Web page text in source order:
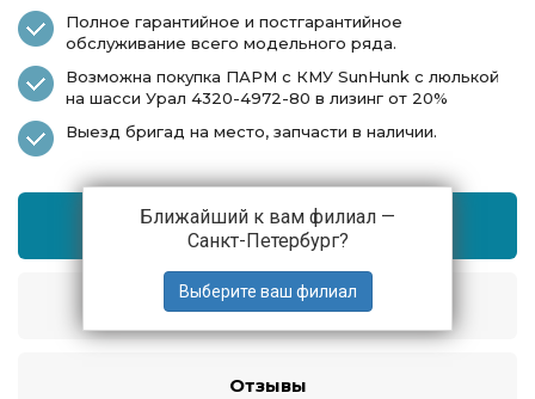
Ближайший к вам филиал —
Санкт-Петербург?
Полное гарантийное и постгарантийное
обслуживание всего модельного ряда.
Возможна покупка ПАРМ с КМУ SunHunk с люлькой
на шасси Урал 4320-4972-80 в лизинг от 20%
Выезд бригад на место, запчасти в наличии.
Характеристики
Описание
Отзывы